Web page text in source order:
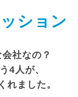
ション
社なの？
4人が、
れました。